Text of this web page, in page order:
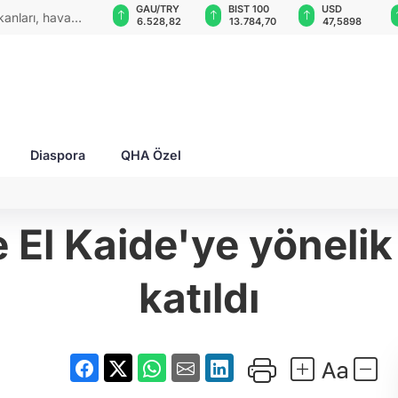
kabul etti:
6.528,82
BIST 100
13.784,70
USD
47,5898
EUR
55,0594
Diaspora QHA Özel
Kaide'ye yönelik
katıldı